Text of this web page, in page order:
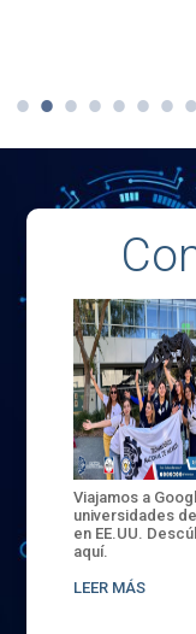
Viajamos a
universidades
en EE.UU.
aquí.
LEER MÁS